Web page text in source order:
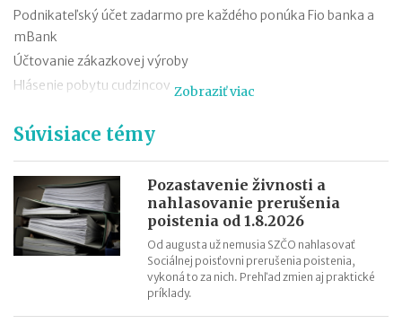
Podnikateľský účet zadarmo pre každého ponúka Fio banka a
mBank
Účtovanie zákazkovej výroby
Hlásenie pobytu cudzincov
Cestovné náhrady pri elektromobiloch
Odpisovanie elektromobilov a elektrobicyklov
Kontroly v oblasti registratúry
Registratúrny plán a registratúrny poriadok
Zobraziť viac
Súvisiace témy
Pozastavenie živnosti a
nahlasovanie prerušenia
poistenia od 1.8.2026
Od augusta už nemusia SZČO nahlasovať
Sociálnej poisťovni prerušenia poistenia,
vykoná to za nich. Prehľad zmien aj praktické
príklady.